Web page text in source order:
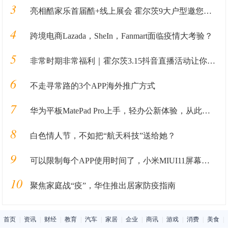
3 亮相酷家乐首届酷+线上展会 霍尔茨9大户型邀您抢鲜看！
4 跨境电商Lazada，SheIn，Fanmart面临疫情大考验？
5 非常时期非常福利｜霍尔茨3.15抖音直播活动让你嗨到“购”！
6 不走寻常路的3个APP海外推广方式
7 华为平板MatePad Pro上手，轻办公新体验，从此告别笔记本
8 白色情人节，不如把“航天科技”送给她？
9 可以限制每个APP使用时间了，小米MIUI11屏幕时间管理
10 聚焦家庭战“疫”，华住推出居家防疫指南
首页 资讯 财经 教育 汽车 家居 企业 商讯 游戏 消费 美食